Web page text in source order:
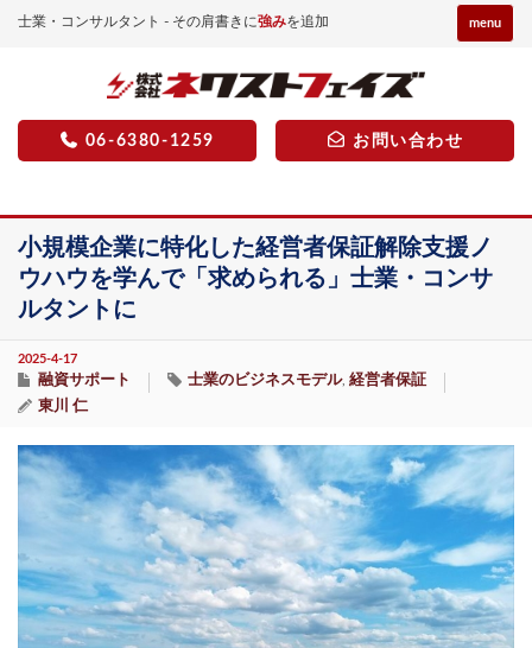
士業・コンサルタント - その肩書きに強みを追加 menu
06-6380-1259 お問い合わせ
小規模企業に特化した経営者保証解除支援ノ
ウハウを学んで「求められる」士業・コンサ
ルタントに
2025-4-17
融資サポート 士業のビジネスモデル, 経営者保証
東川 仁